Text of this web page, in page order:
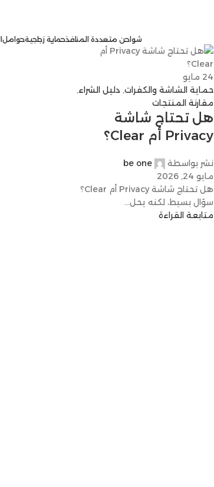
شواحن متعددة المنافذحماية زجاجيةحوامل
24 مايو
حماية الشاشة والكفرات,دليل الشراء,
مقارنة المنتجات
هل تحتاج شاشة
Privacy أم Clear؟
نشر بواسطة
be one
مايو 24, 2026
هل تحتاج شاشة Privacy أم Clear؟
سؤال بسيط، لكنه يحل...
متابعة القراءة